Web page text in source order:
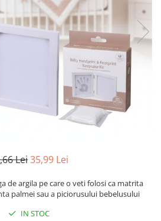
Lei35,99 Lei
de argila pe care o veti folosi ca matrita
palmei sau a piciorusului bebelusului
IN STOC